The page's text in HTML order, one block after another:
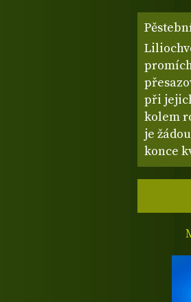
při
kolem
je
konce